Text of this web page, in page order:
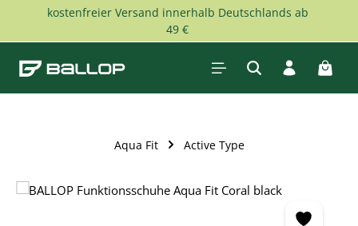
Zum Hauptinhalt springen
kostenfreier Versand innerhalb Deutschlands ab
49 €
Aqua Fit Active Type
Bildergalerie überspringen